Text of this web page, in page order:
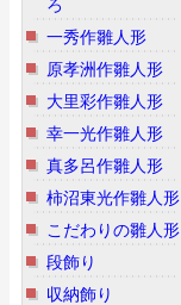
ろ
一秀作雛人形
原孝洲作雛人形
大里彩作雛人形
幸一光作雛人形
真多呂作雛人形
柿沼東光作雛人形
こだわりの雛人形
段飾り
収納飾り